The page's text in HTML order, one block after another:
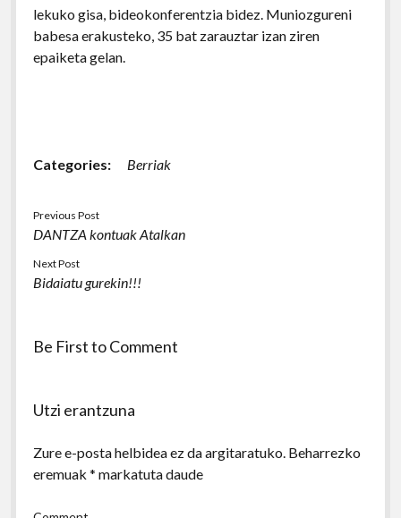
lekuko gisa, bideokonferentzia bidez. Muniozgureni
babesa erakusteko, 35 bat zarauztar izan ziren
epaiketa gelan.
Categories: Berriak
Previous Post
DANTZA kontuak Atalkan
Next Post
Bidaiatu gurekin!!!
Be First to Comment
Utzi erantzuna
Zure e-posta helbidea ez da argitaratuko. Beharrezko
eremuak * markatuta daude